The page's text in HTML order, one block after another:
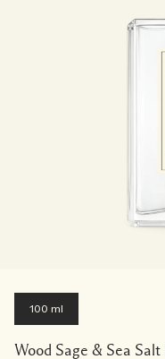
100 ml
Wood Sage & Sea